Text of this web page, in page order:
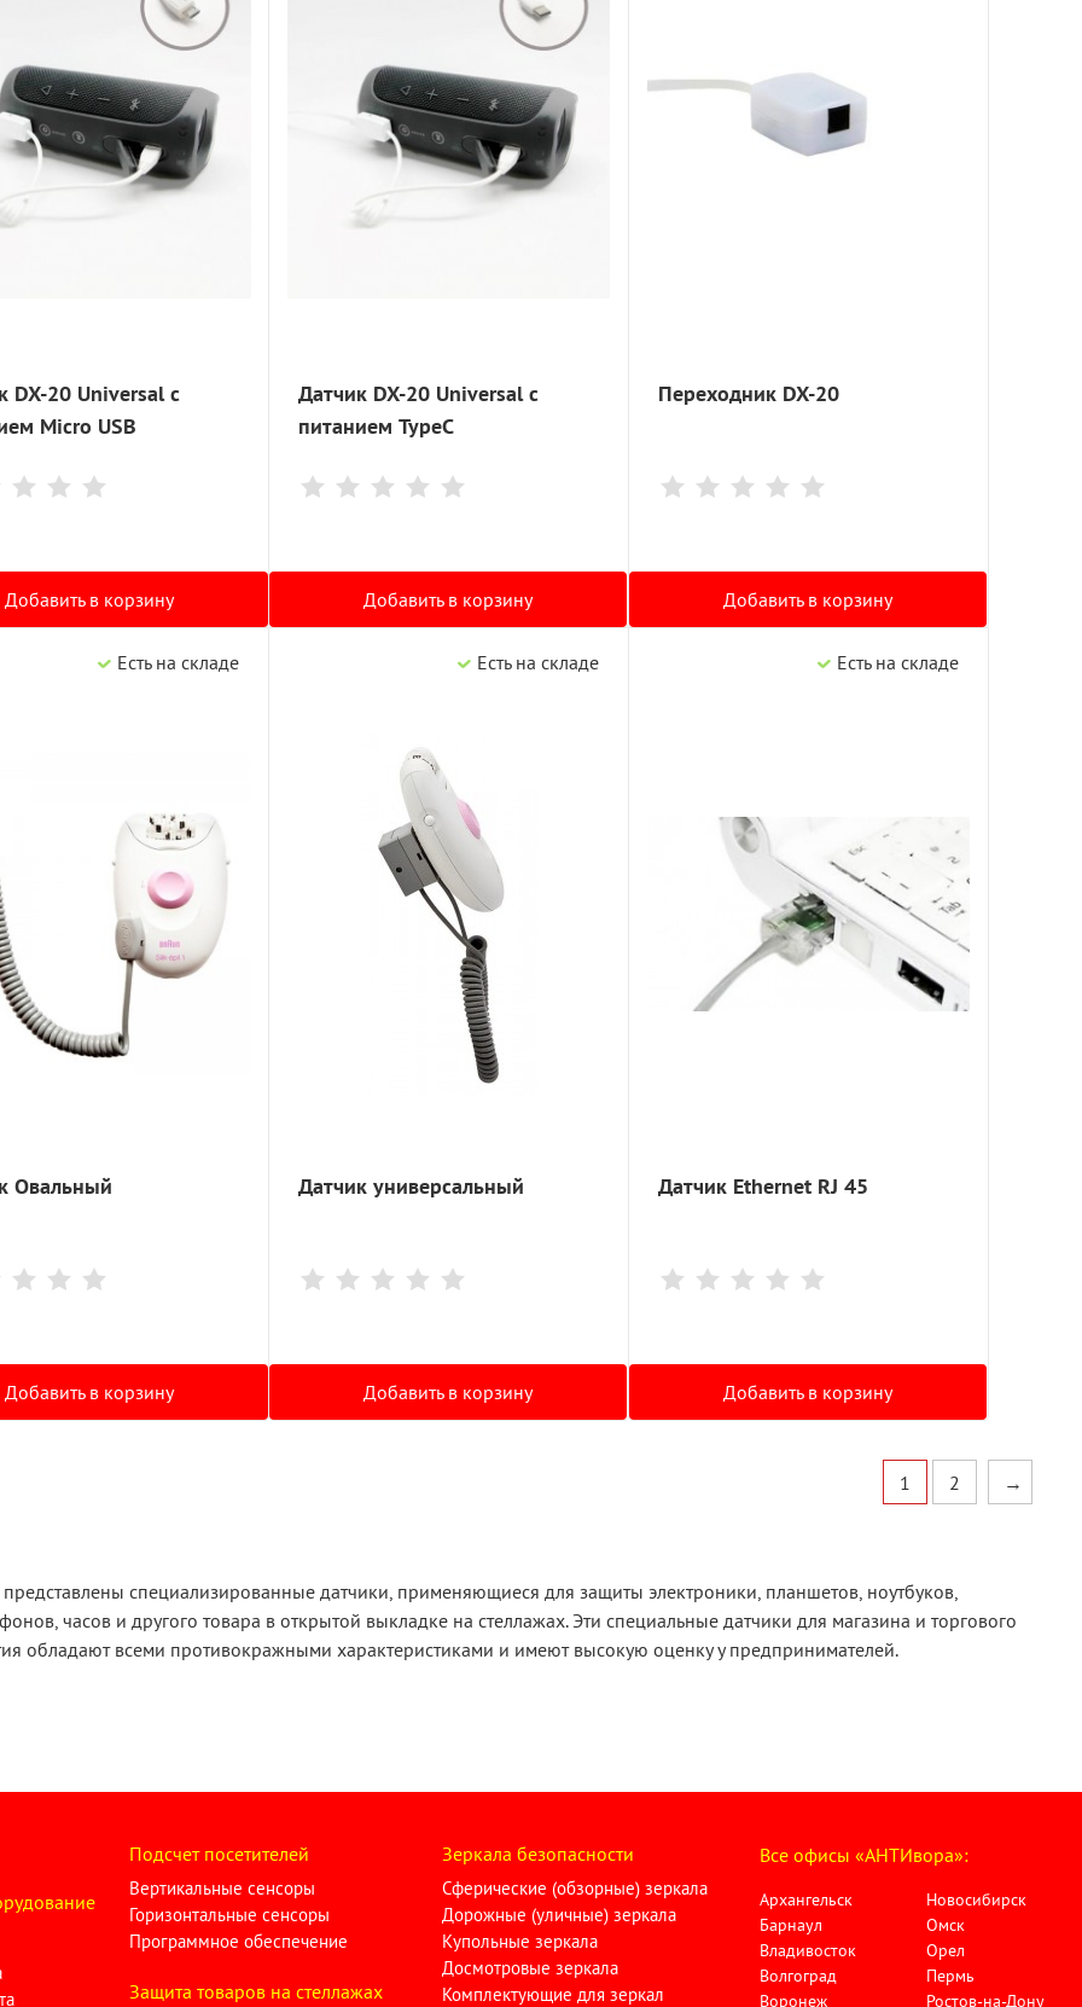
DX-20 Universal с
Micro USB
Добавить в корзину
Датчик DX-20 Universal с
питанием TypeC
Добавить в корзину
Переходник DX-20
Добавить в корзину
Есть на складе
Овальный
Добавить в корзину
Есть на складе
Датчик универсальный
Добавить в корзину
Есть на складе
Датчик Ethernet RJ 45
Добавить в корзину
1 2 →
представлены специализированные датчики, применяющиеся для защиты электроники, планшетов, ноутбуков,
часов и другого товара в открытой выкладке на стеллажах. Эти специальные датчики для магазина и торгового
обладают всеми противокражными характеристиками и имеют высокую оценку у предпринимателей.
Подсчет посетителей
Вертикальные сенсоры
Горизонтальные сенсоры
Программное обеспечение
Защита товаров на стеллажах
Зеркала безопасности
Сферические (обзорные) зеркала
Дорожные (уличные) зеркала
Купольные зеркала
Досмотровые зеркала
Комплектующие для зеркал
Все офисы «АНТИвора»:
Архангельск
Барнаул
Владивосток
Волгоград
Воронеж
Новосибирск
Омск
Орел
Пермь
Ростов-на-Дону